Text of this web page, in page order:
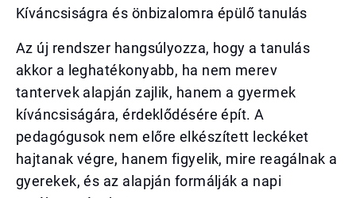
Kíváncsiságra és önbizalomra épülő tanulás
Az új rendszer hangsúlyozza, hogy a tanulás
akkor a leghatékonyabb, ha nem merev
tantervek alapján zajlik, hanem a gyermek
kíváncsiságára, érdeklődésére épít. A
pedagógusok nem előre elkészített leckéket
hajtanak végre, hanem figyelik, mire reagálnak a
gyerekek, és az alapján formálják a napi